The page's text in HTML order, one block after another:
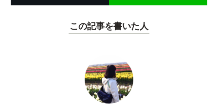
この記事を書いた人